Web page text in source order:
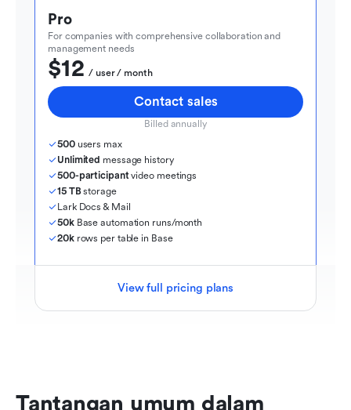
Pro
For companies with comprehensive collaboration and
management needs
$12
  / user / month
Contact sales
Billed annually
500 users max
Unlimited message history
500-participant video meetings
15 TB storage
Lark Docs & Mail
50k Base automation runs/month
20k rows per table in Base
View full pricing plans
Tantangan umum dalam